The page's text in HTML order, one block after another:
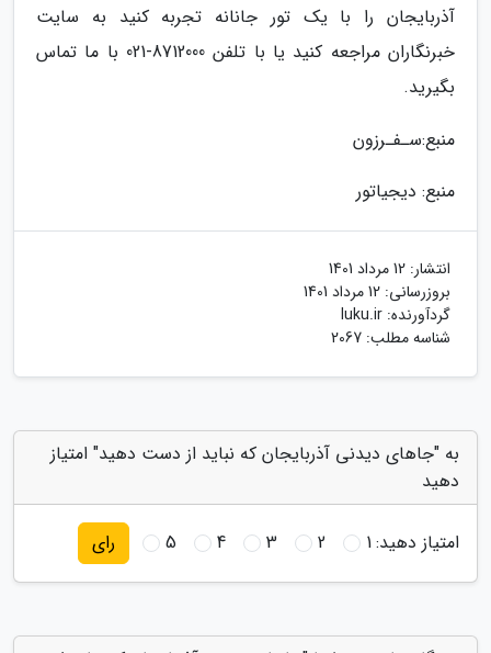
آذربایجان را با یک تور جانانه تجربه کنید به سایت
خبرنگاران مراجعه کنید یا با تلفن 8712000-021 با ما تماس
بگیرید.
منبع:سـفـرزون
منبع: دیجیاتور
انتشار: 12 مرداد 1401
بروزرسانی: 12 مرداد 1401
گردآورنده: luku.ir
شناسه مطلب: 2067
به "جاهای دیدنی آذربایجان که نباید از دست دهید" امتیاز
دهید
امتیاز دهید:1
2
3
4
5 رای